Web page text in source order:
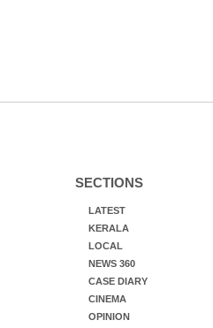
SECTIONS
LATEST
KERALA
LOCAL
NEWS 360
CASE DIARY
CINEMA
OPINION